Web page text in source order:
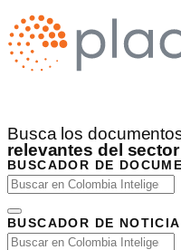
Busca los
relevantes del
BUSCADOR DE
BUSCADOR DE